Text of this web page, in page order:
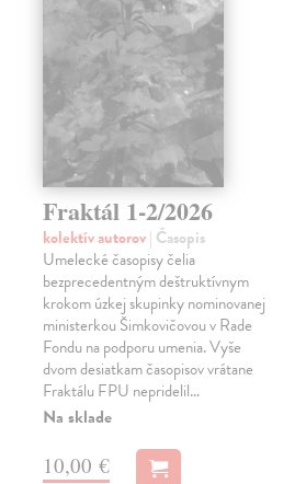
Fraktál 1-2/2026
kolektív autorov| Časopis
Umelecké časopisy čelia
bezprecedentným deštruktívnym
krokom úzkej skupinky nominovanej
ministerkou Šimkovičovou v Rade
Fondu na podporu umenia. Vyše
dvom desiatkam časopisov vrátane
Fraktálu FPU nepridelil…
Na sklade
10,00 €